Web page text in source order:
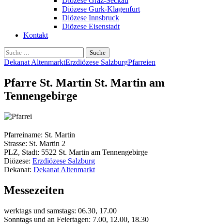
Diözese Gurk-Klagenfurt
Diözese Innsbruck
Diözese Eisenstadt
Kontakt
Suche
nach:
Dekanat AltenmarktErzdiözese SalzburgPfarreien
Pfarre St. Martin St. Martin am
Tennengebirge
Pfarreiname: St. Martin
Strasse: St. Martin 2
PLZ, Stadt: 5522 St. Martin am Tennengebirge
Diözese: Erzdiözese Salzburg
Dekanat: Dekanat Altenmarkt
Messezeiten
werktags und samstags: 06.30, 17.00
Sonntags und an Feiertagen: 7.00, 12.00, 18.30